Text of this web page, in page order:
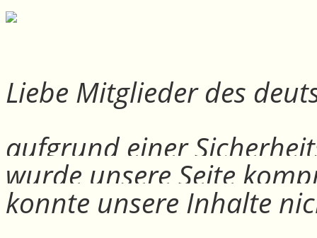
Liebe Mitglieder des
aufgrund einer
wurde unsere Seite
konnte unsere Inhalte